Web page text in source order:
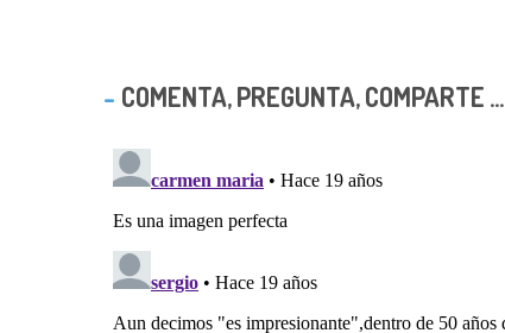
COMENTA, PREGUNTA, COMPARTE ...